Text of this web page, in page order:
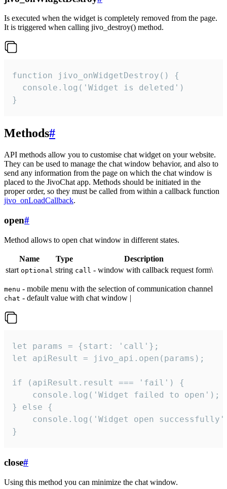
Is executed when the widget is completely removed from the page.
It is triggered when calling jivo_destroy() method.
function jivo_onWidgetDestroy() {
  console.log('Widget is deleted')
}
Methods#
API methods allow you to customise chat widget on your website.
They can be used to manage the chat window behavior, and also to
send any information from the page on which the chat window is
placed to the JivoChat app. Methods should be initiated in the
proper order, so they must be called from within a callback function
jivo_onLoadCallback.
open#
Method allows to open chat window in different states.
Name Type
Description
start optional string call - window with callback request form\
menu - mobile menu with the selection of communication channel
chat - default value with chat window |
let params = {start: 'call'};
let apiResult = jivo_api.open(params);
if (apiResult.result === 'fail') {
    console.log('Widget failed to open');
} else {
console.log('Widget open
}
close#
Using this method you can minimize the chat window.